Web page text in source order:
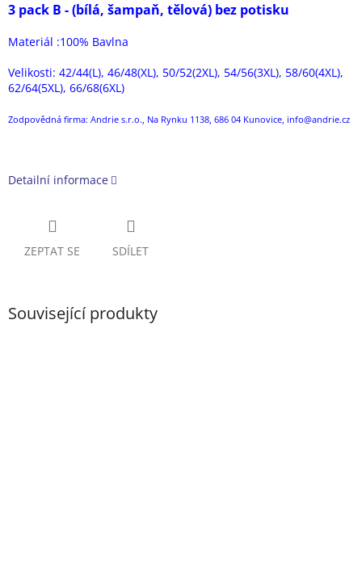
3 pack B - (bílá, šampaň, tělová) bez potisku
Materiál :100% Bavlna
Velikosti: 42/44(L), 46/48(XL), 50/52(2XL), 54/56(3XL), 58/60(4XL),
62/64(5XL), 66/68(6XL)
Zodpovědná firma: Andrie s.r.o., Na Rynku 1138, 686 04 Kunovice, info@andrie.cz
Detailní informace
ZEPTAT SE SDÍLET
Související produkty